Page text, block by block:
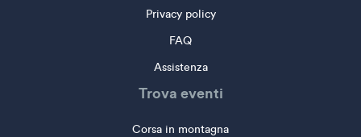
Privacy policy
FAQ
Assistenza
Trova eventi
Corsa in montagna